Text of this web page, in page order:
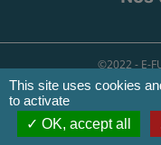
©2022 - E-
This site uses cookies
to activate
OK, accept all